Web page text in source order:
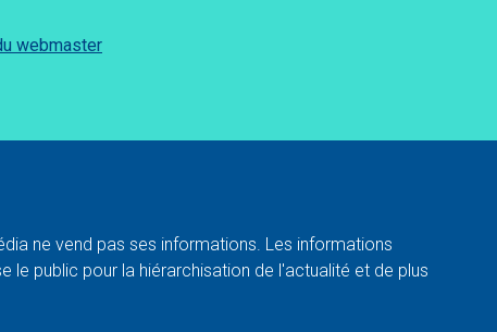
webmaster
ne vend pas ses informations. Les informations
le public pour la hiérarchisation de l'actualité et de plus